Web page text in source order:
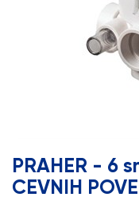
PRAHER - 6
CEVNIH